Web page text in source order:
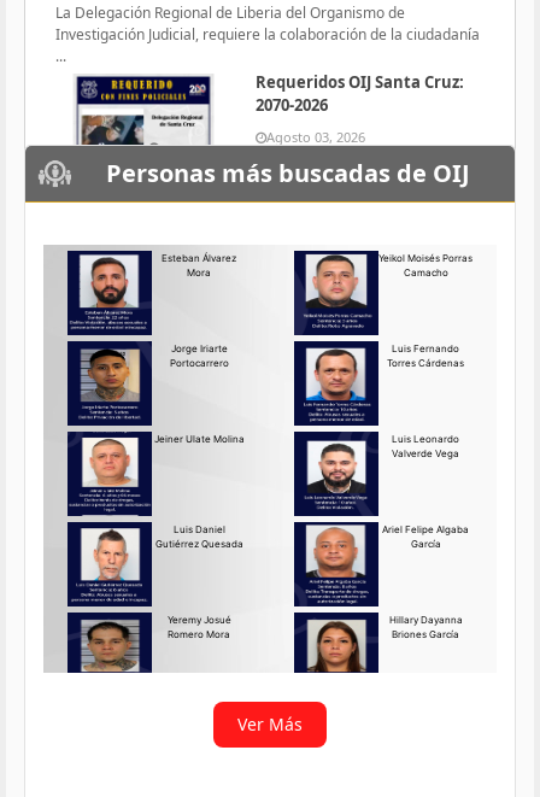
La Delegación Regional de Liberia del Organismo de
Investigación Judicial, requiere la colaboración de la ciudadanía
...
Requeridos OIJ Santa Cruz:
2070-2026
Agosto 03, 2026
Persona requerida
La Delegación Regional de Santa
Requerido OIJ Puntarenas:
2069-2026
Agosto 03, 2026
Persona requerida
La Delegación Regional de
Puntarenas del Organismo de
Investigación
Ver más
Personas más buscadas de OIJ
Ver Más